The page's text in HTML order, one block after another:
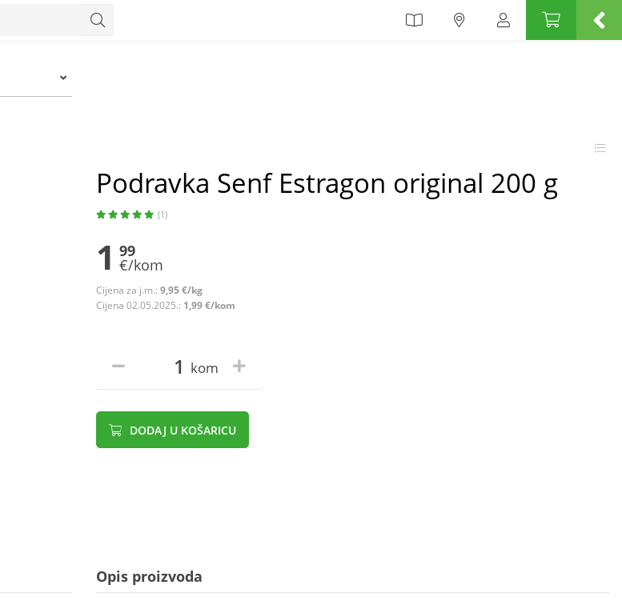
Podravka Senf Estragon original 200 g
(1)
1 99
€/kom
Cijena za j.m.: 9,95 €/kg
Cijena 02.05.2025.: 1,99 €/kom
kom
DODAJ U KOŠARICU
Opis proizvoda